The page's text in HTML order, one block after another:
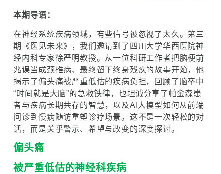
本期导语：
在神经系统疾病领域，有些信号被忽视了太久。第三
期《医见未来》，我们邀请到了四川大学华西医院神
经内科专家徐严明教授。从一位科研工作者把脑梗前
兆误当成颈椎病、最终留下终身残疾的故事开始，他
揭示了偏头痛被严重低估的疾病负担，回顾了脑卒中
“时间就是大脑”的急救铁律，也坦诚分享了帕金森患
者与疾病长期共存的智慧，以及AI大模型如何从前端
问诊到慢病随访重塑诊疗场景。这不是一次轻松的对
话，而是关乎警示、希望与改变的深度探讨。
偏头痛
被严重低估的神经科疾病